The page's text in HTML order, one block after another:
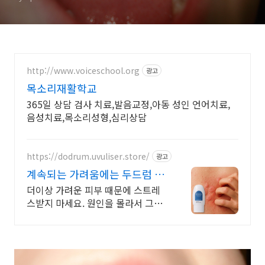
http://www.voiceschool.org 광고
목소리재활학교
365일 상담 검사 치료,발음교정,아동 성인 언어치료,
음성치료,목소리성형,심리상담
https://dodrum.uvuliser.store/ 광고
계속되는 가려움에는 두드럼 효
과 없을시 100% 환불
더이상 가려운 피부 때문에 스트레
스받지 마세요. 원인을 몰라서 그래